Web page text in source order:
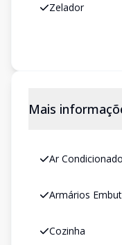
Zelador
Mais
Ar Condicionado
Armários
Cozinha